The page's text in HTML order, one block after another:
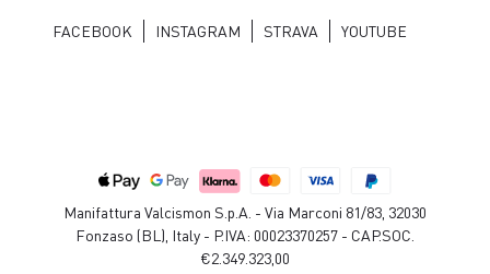
FACEBOOK INSTAGRAM STRAVA YOUTUBE
Manifattura Valcismon S.p.A. - Via Marconi 81/83, 32030
Fonzaso (BL), Italy - P.IVA: 00023370257 - CAP.SOC.
€2.349.323,00